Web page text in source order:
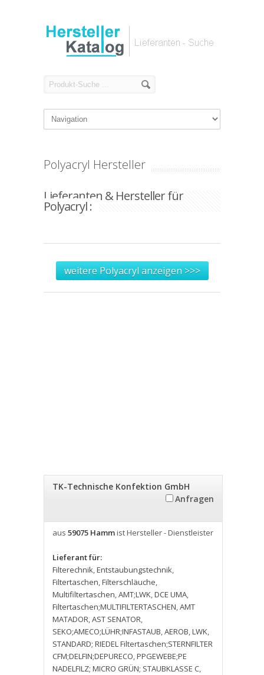
Polyacryl Hersteller
Lieferanten & Hersteller für
Polyacryl :
weitere Polyacryl anzeigen >>>
TK-Technische Konfektion GmbH
Anfragen
aus 59075 Hammist Hersteller - Dienstleister
Lieferant für:
Filterechnik,Entstaubungstechnik,
Filtertaschen,Filterschläuche,
Multifiltertaschen,AMT;LWK,DCE UMA,
Filtertaschen;MULTIFILTERTASCHEN,AMT
MATADOR,AST SENATOR,
SEKO;AMECO;LÜHR;INFASTAUB,AEROB,LWK,
STANDARD; RIEDEL Filtertaschen;STERNFILTER
CFM;DELFIN;DEPURECO,PPGEWEBE;PE
NADELFILZ; MICRO GRÜN; STAUBKLASSE C,